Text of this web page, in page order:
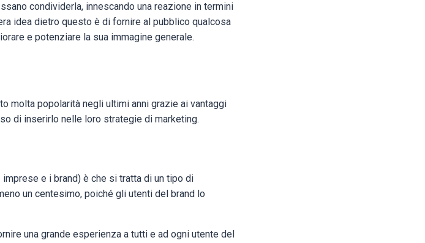
condividerla, innescando una reazione in termini
idea dietro questo è di fornire al pubblico qualcosa
e potenziare la sua immagine generale.
molta popolarità negli ultimi anni grazie ai vantaggi
di inserirlo nelle loro strategie di marketing.
e i brand) è che si tratta di un tipo di
un centesimo, poiché gli utenti del brand lo
una grande esperienza a tutti e ad ogni utente del